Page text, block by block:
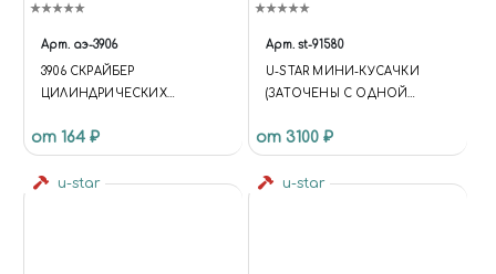
Арт. аэ-3906
3906 СКРАЙБЕР
ЦИЛИНДРИЧЕСКИХ
от 164 ₽
Арт. st-91580
U-STAR МИНИ-КУСАЧКИ
(ЗАТОЧЕНЫ С ОДНОЙ
от 3100 ₽
u-star u-star